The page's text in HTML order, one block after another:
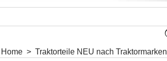
Home > Traktorteile NEU nach Traktormarken